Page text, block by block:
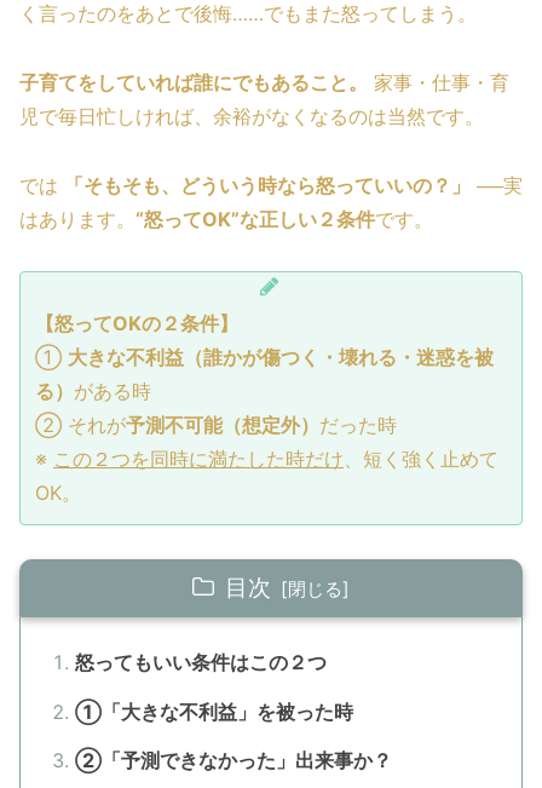
く言ったのをあとで後悔……でもまた怒ってしまう。
子育てをしていれば誰にでもあること。
家事・仕事・育
児で毎日忙しければ、余裕がなくなるのは当然です。
では 「そもそも、どういう時なら怒っていいの？」
──実
はあります。 “怒ってOK”な正しい２条件です。
【怒ってOKの２条件】
① 大きな不利益（誰かが傷つく・壊れる・迷惑を被
る） がある時
② それが予測不可能（想定外） だった時
※ この２つを同時に満たした時だけ 、短く強く止めて
OK。
目次
怒ってもいい条件はこの２つ
①「大きな不利益」を被った時
②「予測できなかった」出来事か？